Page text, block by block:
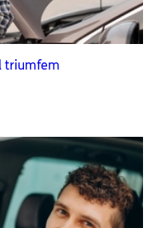
triumfem